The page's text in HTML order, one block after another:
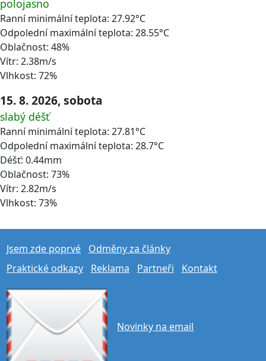
polojasno
Ranní minimální teplota: 27.92°C
Odpolední maximální teplota: 28.55°C
Oblačnost: 48%
Vítr: 2.38m/s
Vlhkost: 72%
15. 8. 2026, sobota
slabý déšť
Ranní minimální teplota: 27.81°C
Odpolední maximální teplota: 28.7°C
Déšť: 0.44mm
Oblačnost: 73%
Vítr: 2.82m/s
Vlhkost: 73%
Jsem zde poprvé
Odměny za články
Praktické odkazy
Reklama Partneři Kontakt
Novinky na email